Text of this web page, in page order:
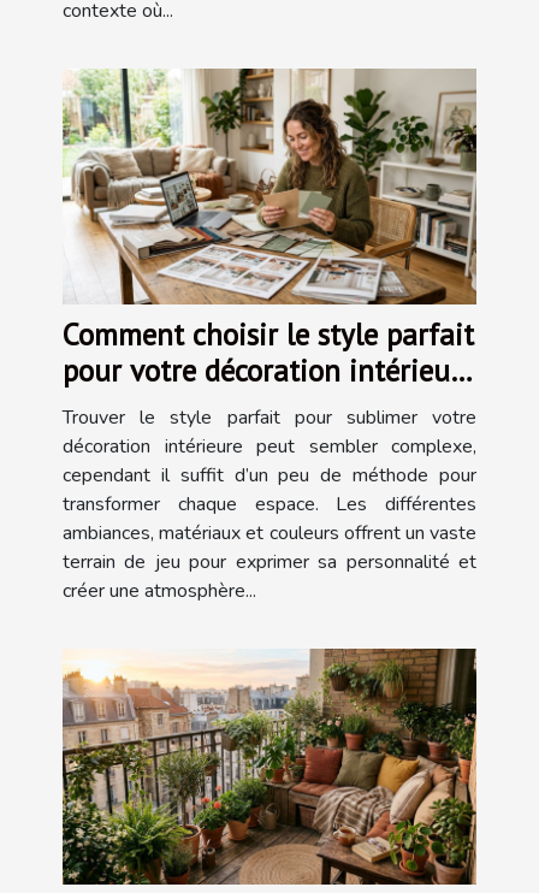
contexte où...
Comment choisir le style parfait
pour votre décoration intérieure
?
Trouver le style parfait pour sublimer votre
décoration intérieure peut sembler complexe,
cependant il suffit d’un peu de méthode pour
transformer chaque espace. Les différentes
ambiances, matériaux et couleurs offrent un vaste
terrain de jeu pour exprimer sa personnalité et
créer une atmosphère...